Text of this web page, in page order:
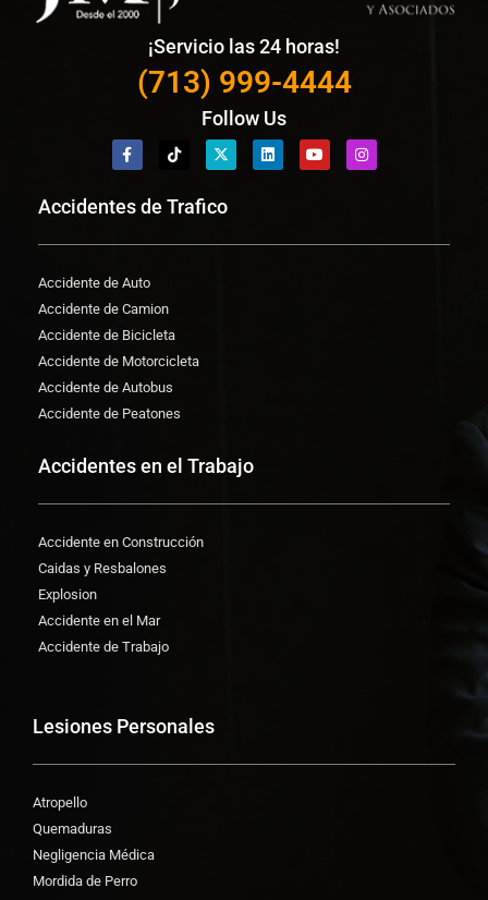
¡Servicio las 24 horas!
(713) 999-4444
Follow Us
Accidentes de Trafico
Accidente de Auto
Accidente de Camion
Accidente de Bicicleta
Accidente de Motorcicleta
Accidente de Autobus
Accidente de Peatones
Accidentes en el Trabajo
Accidente en Construcción
Caidas y Resbalones
Explosion
Accidente en el Mar
Accidente de Trabajo
Lesiones Personales
Atropello
Quemaduras
Negligencia Médica
Mordida de Perro